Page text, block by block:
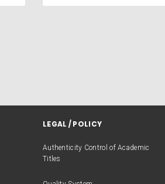
LEGAL / POLICY
Authenticity Control of Academic
Titles